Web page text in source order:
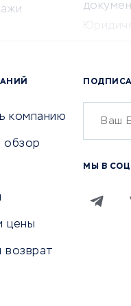
Онлайн-
SERM
компанию
обзор
цены
возврат
МЫ В